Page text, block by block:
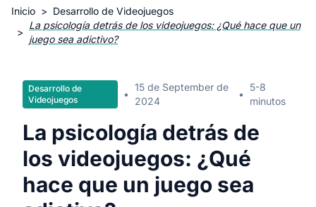
Inicio > Desarrollo de Videojuegos
>
La psicología detrás de los videojuegos: ¿Qué hace que un
juego sea adictivo?
Desarrollo de
Videojuegos
•
15 de September de
2024
•
5-8
minutos
La psicología detrás de
los videojuegos: ¿Qué
hace que un juego sea